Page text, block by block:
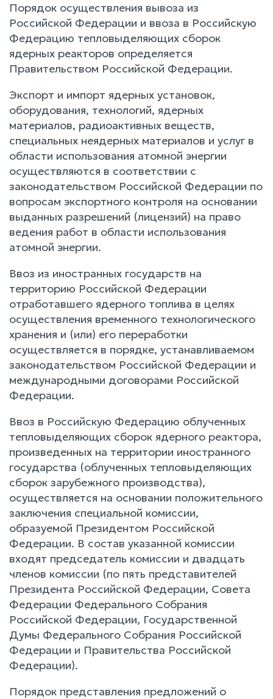
Порядок осуществления вывоза из
Российской Федерации и ввоза в Российскую
Федерацию тепловыделяющих сборок
ядерных реакторов определяется
Правительством Российской Федерации.
Экспорт и импорт ядерных установок,
оборудования, технологий, ядерных
материалов, радиоактивных веществ,
специальных неядерных материалов и услуг в
области использования атомной энергии
осуществляются в соответствии с
законодательством Российской Федерации по
вопросам экспортного контроля на основании
выданных разрешений (лицензий) на право
ведения работ в области использования
атомной энергии.
Ввоз из иностранных государств на
территорию Российской Федерации
отработавшего ядерного топлива в целях
осуществления временного технологического
хранения и (или) его переработки
осуществляется в порядке, устанавливаемом
законодательством Российской Федерации и
международными договорами Российской
Федерации.
Ввоз в Российскую Федерацию облученных
тепловыделяющих сборок ядерного реактора,
произведенных на территории иностранного
государства (облученных тепловыделяющих
сборок зарубежного производства),
осуществляется на основании положительного
заключения специальной комиссии,
образуемой Президентом Российской
Федерации. В состав указанной комиссии
входят председатель комиссии и двадцать
членов комиссии (по пять представителей
Президента Российской Федерации, Совета
Федерации Федерального Собрания
Российской Федерации, Государственной
Думы Федерального Собрания Российской
Федерации и Правительства Российской
Федерации).
Порядок представления предложений о